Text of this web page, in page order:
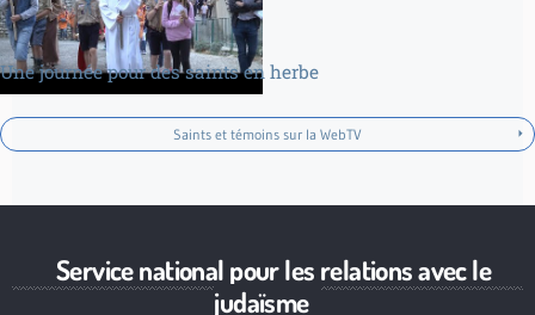
Une journée pour des saints en herbe
Saints et témoins sur la WebTV
Service national pour les relations avec le
judaïsme